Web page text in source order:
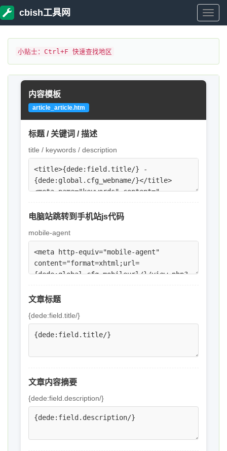
cbish
cbish工具网
小贴士：Ctrl+F 快速查找地区
内容模板
article_article.htm
标题 / 关键词 / 描述
title / keywords / description
电脑站跳转到手机站js代码
mobile-agent
文章标题
{dede:field.title/}
文章内容摘要
{dede:field.description/}